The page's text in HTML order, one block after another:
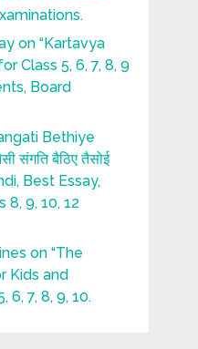
on “Kartavya
for Class 5, 6, 7, 8, 9
Board
Bethiye
संगति बैठिए तैसोई
Best Essay,
8, 9, 10, 12
on “The
Kids and
6, 7, 8, 9, 10.